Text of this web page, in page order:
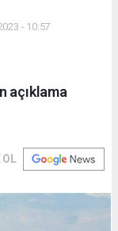
- 10:57
açıklama
OL